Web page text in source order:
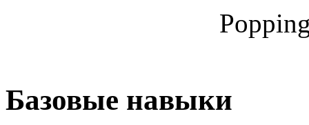
Базовые навыки